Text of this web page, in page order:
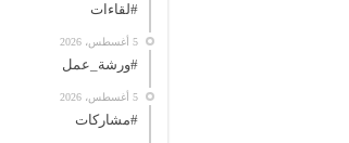
#لقاءات
5 أغسطس، 2026
#ورشة_عمل
5 أغسطس، 2026
#مشاركات